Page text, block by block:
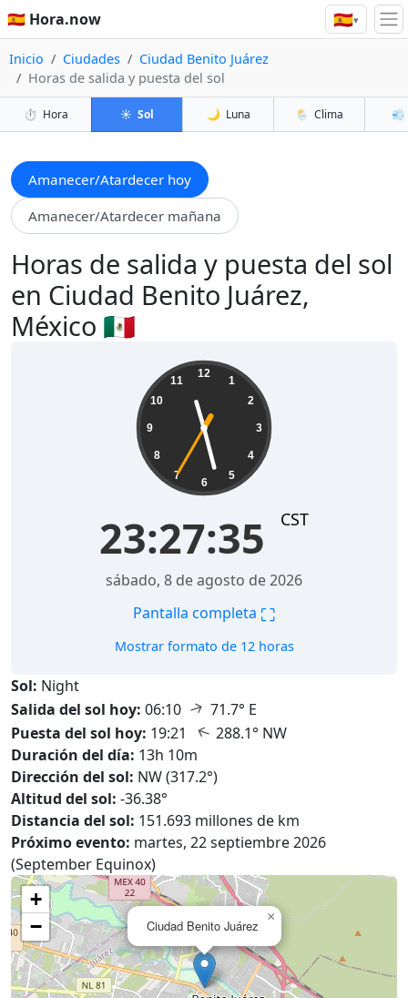
🇪🇸 Hora.now 🇪🇸▾
Inicio Ciudades
Ciudad Benito Juárez
Horas de salida y puesta del sol
⏱️ Hora ☀️ Sol 🌙 Luna 🌦️ Clima 💨
Amanecer/Atardecer hoy
Amanecer/Atardecer mañana
Horas de salida y puesta del sol
en Ciudad Benito Juárez,
México 🇲🇽
12
1
2
3
4
5
6
7
8
9
10
11
23:27:37 CST
sábado, 8 de agosto de 2026
Pantalla completa ⛶
Mostrar formato de 12 horas
Sol: Night
Salida del sol hoy: 06:10 ↑ 71.7° E
Puesta del sol hoy: 19:21 ↑ 288.1° NW
Duración del día: 13h 10m
Dirección del sol: NW (317.2°)
Altitud del sol: -36.38°
Distancia del sol: 151.693 millones de km
Próximo evento: martes, 22 septiembre 2026
(September Equinox)
Ciudad Benito Juárez
×
+
−